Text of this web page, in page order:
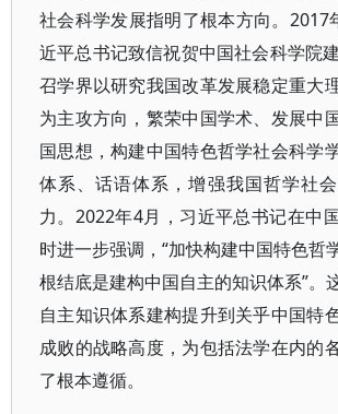
社会科学发展指明了根本方向。2017
近平总书记致信祝贺中国社会科学院
召学界以研究我国改革发展稳定重大
为主攻方向，繁荣中国学术、发展中
国思想，构建中国特色哲学社会科学
体系、话语体系，增强我国哲学社
力。2022年4月，习近平总书记在中
时进一步强调，“加快构建中国特色哲
根结底是建构中国自主的知识体系”。
自主知识体系建构提升到关乎中国特
成败的战略高度，为包括法学在内的
了根本遵循。